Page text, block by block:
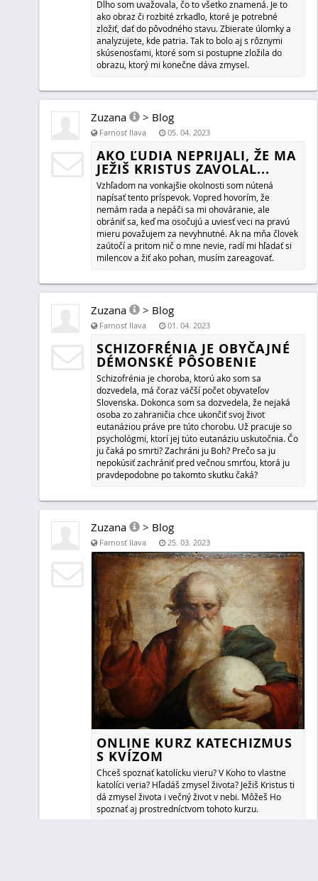
MODLITBA ZA TEBA
Volám do neba... Pýtam sa... a čakám odpoveď. Si tak
aj blízko...
Farnosť Ilava 10. 09. 2022
Oslavovať ťa budem, Pane, celým svojím srdcom a
tvoje diela zázračné. (Ž 9, 2)
Zuzana >Blog
Farnosť Ilava 11. 07. 2022
ČO HOVORÍ SV. BENEDIKT O
Ak chceme niečo žiadať od mocných osôb,
inak ako s pokorou a úctou. O koľko viac so všetkou
oddanosťou musíme prosiť Boha, Pána všetkých vecí.
že nie pre mnohé slová budeme vypočutí, ale pre
skrúšenosť sĺz.
Zuzana >Blog
Farnosť Ilava 22. 05. 2022
O POSLUŠNOSTI,
POKORE
Som skôr premýšľavý typ, rada čítam a robím si veci po
sa to každému páčiť. Ak sa dostanem do blízkosti